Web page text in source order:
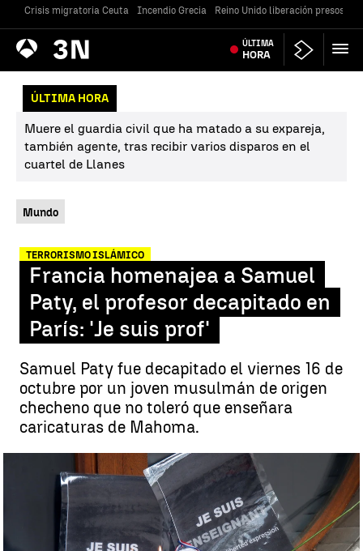
Crisis migratoria Ceuta Incendio Grecia Reino Unido liberación presos
Antena
3 Noticias ÚLTIMA
HORA
ÚLTIMA HORA
Muere el guardia civil que ha matado a su expareja,
también agente, tras recibir varios disparos en el
cuartel de Llanes
Mundo
TERRORISMO ISLÁMICO
Francia homenajea a Samuel
Paty, el profesor decapitado en
París: 'Je suis prof'
Samuel Paty fue decapitado el viernes 16 de
octubre por un joven musulmán de origen
checheno que no toleró que enseñara
caricaturas de Mahoma.
Francia homenajea a Samuel Paty, el profesor decapitado en París:
'Je suis prof' |
Reuters